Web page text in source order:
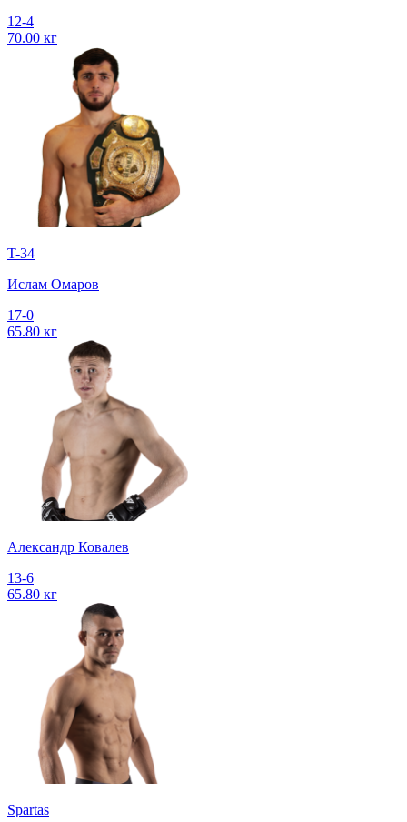
12-4
70.00 кг
T-34
Ислам Омаров
17-0
65.80 кг
Александр Ковалев
13-6
65.80 кг
Spartas